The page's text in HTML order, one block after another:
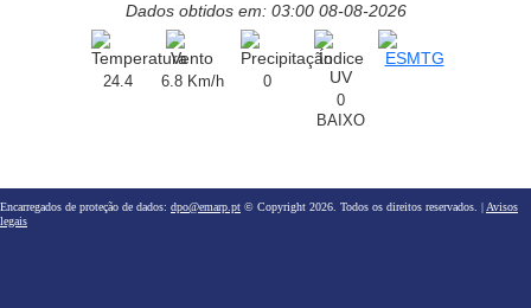
Dados obtidos em: 03:00 08-08-2026
24.4 6.8 Km/h
0
0
BAIXO
Encarregados de proteção de dados: dpo@emarp.pt © Copyright 2026. Todos os direitos reservados. | Avisos
legais